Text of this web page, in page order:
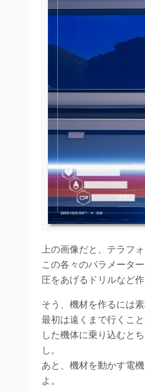
上の画像だと、テラフ
この各々のパラメータ
圧をあげるドリルなど
そう、機材を作るには
最初は遠くまで行くこ
した機体に乗り込むと
し。
あと、機材を動かす電
よ。